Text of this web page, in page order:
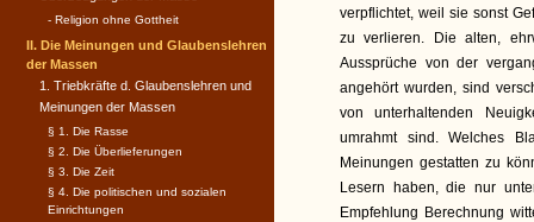
verpflichtet, weil sie sonst
zu verlieren. Die alten,
Aussprüche von der
angehört wurden, sind
von unterhaltenden
umrahmt sind. Welches
Meinungen gestatten zu
Lesern haben, die nur
Empfehlung Berechnung
- Religion ohne Gottheit
II. Die Meinungen und Glaubenslehren
der Massen
1. Triebkräfte d. Glaubenslehren und
Meinungen der Massen
§ 1. Die Rasse
§ 2. Die Überlieferungen
§ 3. Die Zeit
§ 4. Die politischen und sozialen
Einrichtungen